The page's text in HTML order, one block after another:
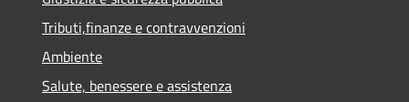
Tributi,finanze e contravvenzioni
Ambiente
Salute, benessere e assistenza